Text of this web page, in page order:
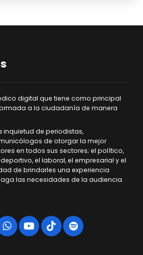
digital que tiene como principal
a la ciudadanía de manera
inquietud de periodistas,
de otorgar la mejor
en todos sus sectores; el político,
el laboral, el empresarial y el
de brindarles una experiencia
las necesidades de la audiencia.